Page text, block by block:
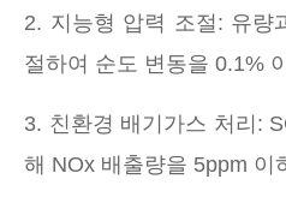
2. 지능형 압력 조절: 유량
절하여 순도 변동을 0.1%
3. 친환경 배기가스 처리:
해 NOx 배출량을 5ppm 이